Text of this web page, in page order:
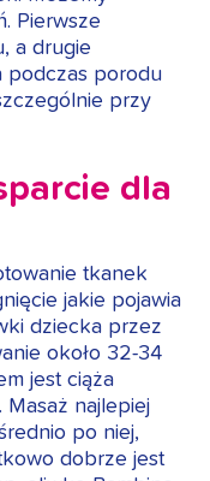
Pierwsze
a drugie
podczas porodu
przy
dla
tkanek
jakie pojawia
dziecka przez
około 32-34
jest ciąża
Masaż najlepiej
po niej,
dobrze jest